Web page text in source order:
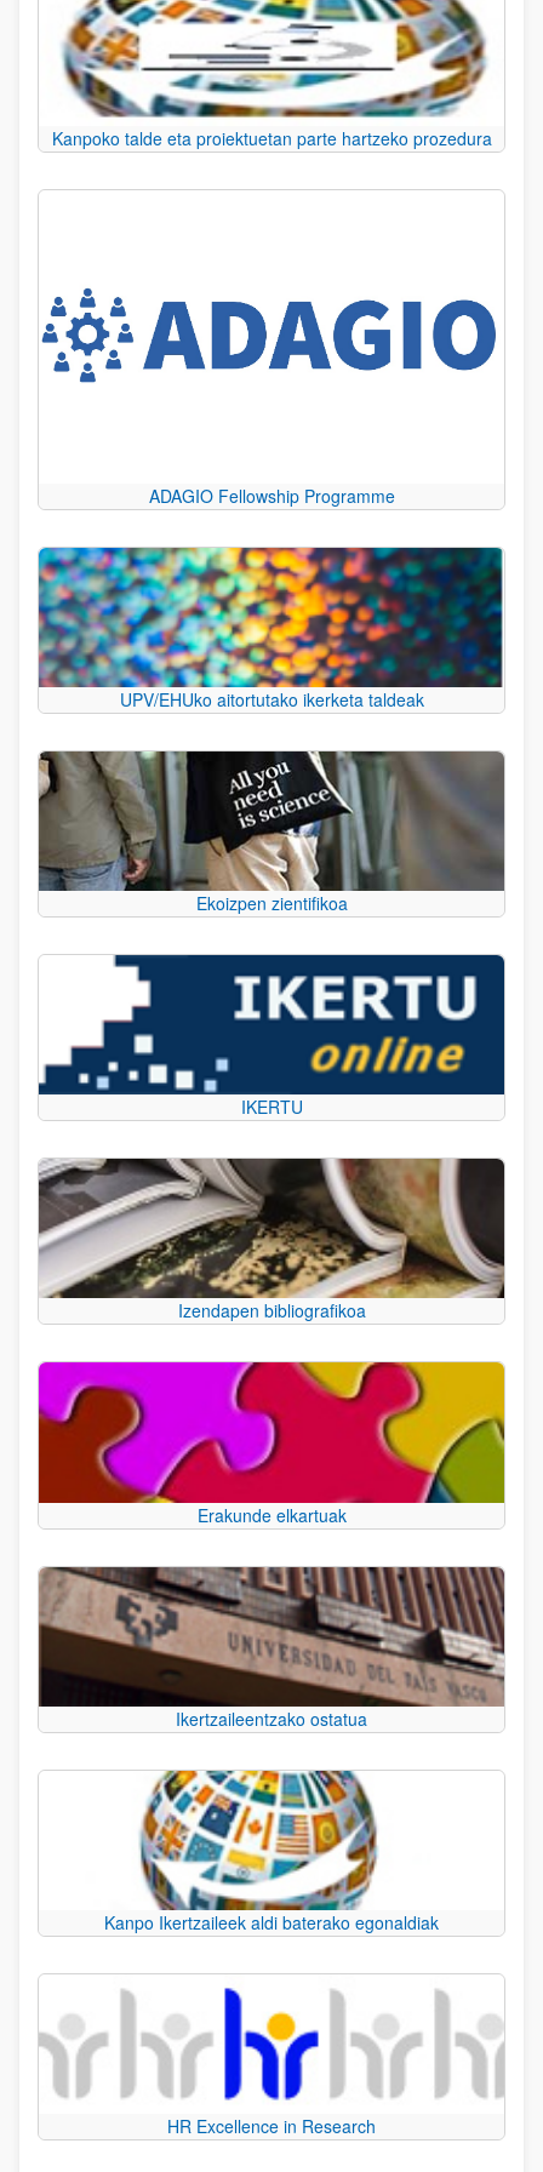
Kanpoko talde eta proiektuetan parte hartzeko prozedura
ADAGIO Fellowship Programme
UPV/EHUko aitortutako ikerketa taldeak
Ekoizpen zientifikoa
IKERTU
Izendapen bibliografikoa
Erakunde elkartuak
Ikertzaileentzako ostatua
Kanpo Ikertzaileek aldi baterako egonaldiak
HR Excellence in Research